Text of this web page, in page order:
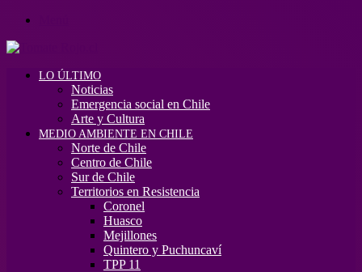
LO ÚLTIMO
Noticias
Emergencia social en Chile
Arte y Cultura
MEDIO AMBIENTE EN CHILE
Norte de Chile
Centro de Chile
Sur de Chile
Territorios en Resistencia
Coronel
Huasco
Mejillones
Quintero y Puchuncaví
TPP 11